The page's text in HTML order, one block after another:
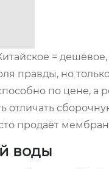
=
правды, но
по цене, а
продаёт
воды